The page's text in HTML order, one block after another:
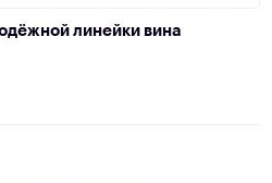
линейки вина